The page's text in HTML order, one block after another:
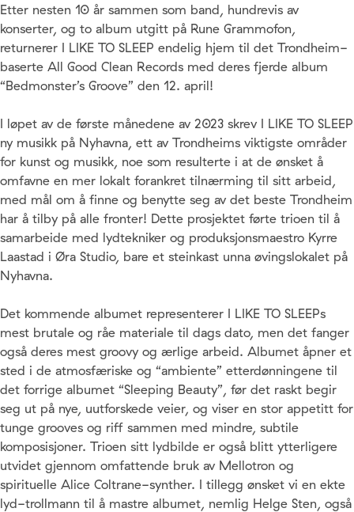
Etter nesten 10 år sammen som band, hundrevis av
konserter, og to album utgitt på Rune Grammofon,
returnerer I LIKE TO SLEEP endelig hjem til det Trondheim-
baserte All Good Clean Records med deres fjerde album
“Bedmonster’s Groove” den 12. april!
I løpet av de første månedene av 2023 skrev I LIKE TO SLEEP
ny musikk på Nyhavna, ett av Trondheims viktigste områder
for kunst og musikk, noe som resulterte i at de ønsket å
omfavne en mer lokalt forankret tilnærming til sitt arbeid,
med mål om å finne og benytte seg av det beste Trondheim
har å tilby på alle fronter! Dette prosjektet førte trioen til å
samarbeide med lydtekniker og produksjonsmaestro Kyrre
Laastad i Øra Studio, bare et steinkast unna øvingslokalet på
Nyhavna.
Det kommende albumet representerer I LIKE TO SLEEPs
mest brutale og råe materiale til dags dato, men det fanger
også deres mest groovy og ærlige arbeid. Albumet åpner et
sted i de atmosfæriske og “ambiente” etterdønningene til
det forrige albumet “Sleeping Beauty”, før det raskt begir
seg ut på nye, uutforskede veier, og viser en stor appetitt for
tunge grooves og riff sammen med mindre, subtile
komposisjoner. Trioen sitt lydbilde er også blitt ytterligere
utvidet gjennom omfattende bruk av Mellotron og
spirituelle Alice Coltrane-synther. I tillegg ønsket vi en ekte
lyd-trollmann til å mastre albumet, nemlig Helge Sten, også